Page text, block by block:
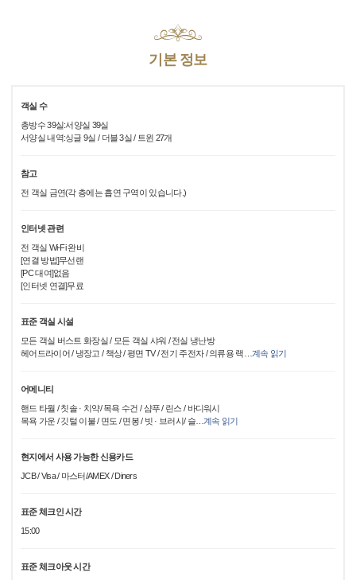
기본 정보
객실 수
총방수 39실:서양실 39실
서양실 내역:싱글 9실 / 더블 3실 / 트윈 27개
참고
전 객실 금연(각 층에는 흡연 구역이 있습니다.)
인터넷 관련
전 객실 Wi-Fi 완비
[연결 방법]무선랜
[PC 대여]없음
[인터넷 연결]무료
표준 객실 시설
모든 객실 버스트 화장실 / 모든 객실 샤워 / 전실 냉난방
헤어드라이어 / 냉장고 / 책상 / 평면 TV / 전기 주전자 / 의류용 랙
계속 읽기
어메니티
핸드 타월 / 칫솔 · 치약/ 목욕 수건 / 샴푸 / 린스 / 바디워시
목욕 가운 / 깃털 이불 / 면도 / 면봉 / 빗 · 브러시/ 슬… 계속 읽기
현지에서 사용 가능한 신용카드
JCB / Visa / 마스터/AMEX / Diners
표준 체크인 시간
15:00
표준 체크아웃 시간